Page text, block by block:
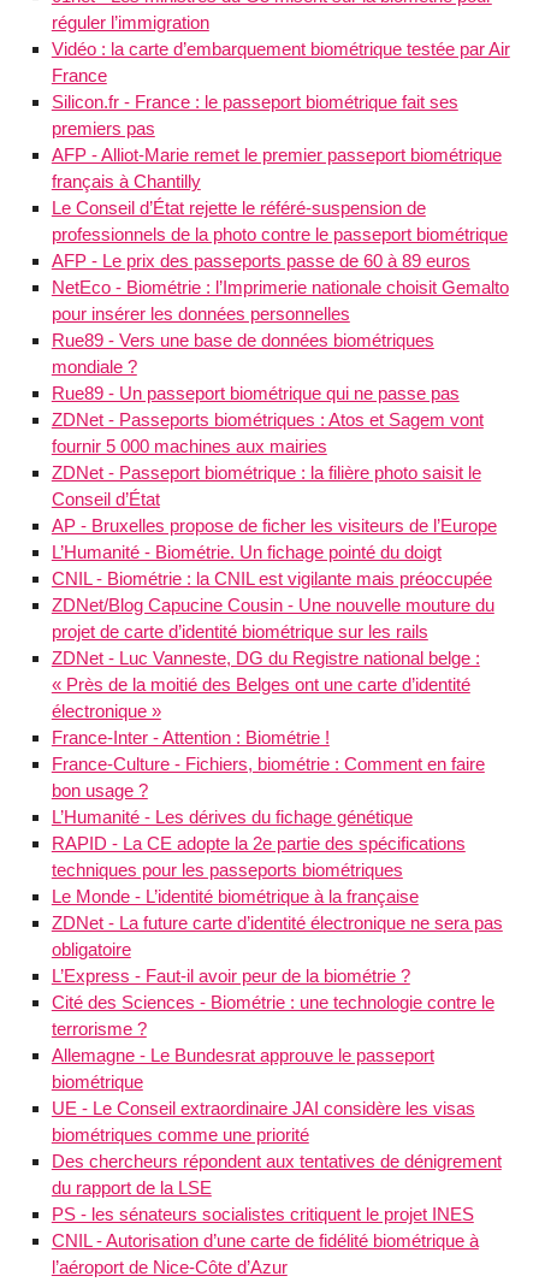
réguler l’immigration
Vidéo : la carte d’embarquement biométrique testée par Air
France
Silicon.fr - France : le passeport biométrique fait ses
premiers pas
AFP - Alliot-Marie remet le premier passeport biométrique
français à Chantilly
Le Conseil d’État rejette le référé-suspension de
professionnels de la photo contre le passeport biométrique
AFP - Le prix des passeports passe de 60 à 89 euros
NetEco - Biométrie : l’Imprimerie nationale choisit Gemalto
pour insérer les données personnelles
Rue89 - Vers une base de données biométriques
mondiale ?
Rue89 - Un passeport biométrique qui ne passe pas
ZDNet - Passeports biométriques : Atos et Sagem vont
fournir 5 000 machines aux mairies
ZDNet - Passeport biométrique : la filière photo saisit le
Conseil d’État
AP - Bruxelles propose de ficher les visiteurs de l’Europe
L’Humanité - Biométrie. Un fichage pointé du doigt
CNIL - Biométrie : la CNIL est vigilante mais préoccupée
ZDNet/Blog Capucine Cousin - Une nouvelle mouture du
projet de carte d’identité biométrique sur les rails
ZDNet - Luc Vanneste, DG du Registre national belge :
« Près de la moitié des Belges ont une carte d’identité
électronique »
France-Inter - Attention : Biométrie !
France-Culture - Fichiers, biométrie : Comment en faire
bon usage ?
L’Humanité - Les dérives du fichage génétique
RAPID - La CE adopte la 2e partie des spécifications
techniques pour les passeports biométriques
Le Monde - L’identité biométrique à la française
ZDNet - La future carte d’identité électronique ne sera pas
obligatoire
L’Express - Faut-il avoir peur de la biométrie ?
Cité des Sciences - Biométrie : une technologie contre le
terrorisme ?
Allemagne - Le Bundesrat approuve le passeport
biométrique
UE - Le Conseil extraordinaire JAI considère les visas
biométriques comme une priorité
Des chercheurs répondent aux tentatives de dénigrement
du rapport de la LSE
PS - les sénateurs socialistes critiquent le projet INES
CNIL - Autorisation d’une carte de fidélité biométrique à
l’aéroport de Nice-Côte d’Azur